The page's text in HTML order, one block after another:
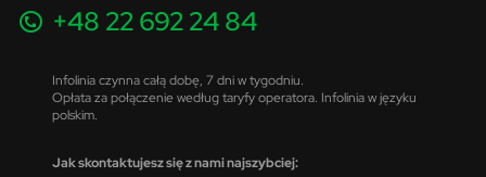
+48 22 692 24 84
Infolinia czynna całą dobę, 7 dni w tygodniu.
Opłata za połączenie według taryfy operatora. Infolinia w języku
polskim.
Jak skontaktujesz się z nami najszybciej: